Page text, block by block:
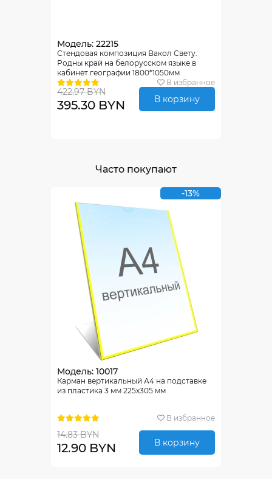
Модель: 22215
Стендовая композиция Вакол Свету.
Родны край на белорусском языке в
кабинет географии 1800*1050мм
В избранное
422.97 BYN
395.30 BYN В корзину
Часто покупают
-13%
Модель: 10017
Карман вертикальный А4 на подставке
из пластика 3 мм 225х305 мм
В избранное
14.83 BYN
12.90 BYN В корзину